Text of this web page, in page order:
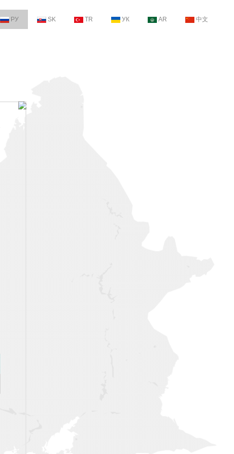
РУ SK TR УК AR 中文